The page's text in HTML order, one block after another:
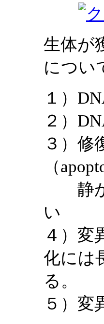
生体が
につい
１）
２）
３）
（
静か
い
４）変
化には
る。
５）変